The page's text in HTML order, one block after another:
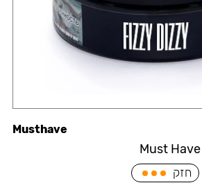
Must
Musthave
חזק